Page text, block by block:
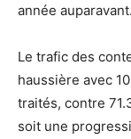
année auparavant.
Le trafic des
haussière avec
traités, contre
soit une